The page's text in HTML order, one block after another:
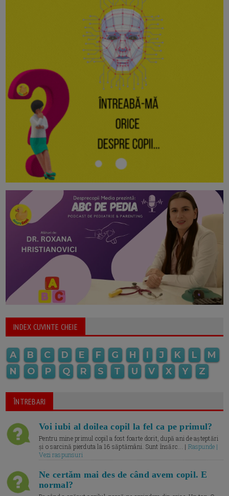
INDEX CUVINTE CHEIE
A B C D E F G H I J K L
M
N
O P Q R S T U V X Y Z
ÎNTREBARI
Voi iubi al doilea copil la fel ca pe primul?
Pentru mine primul copil a fost foarte dorit, după ani de așteptări
și o sarcină pierduta la 16 săptămâni. Sunt însărc... | Raspunde |
Vezi raspunsuri
Ne certăm mai des de când avem copil. E
normal?